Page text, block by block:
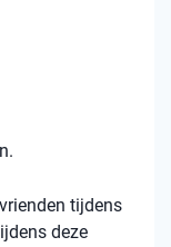
tijdens
deze